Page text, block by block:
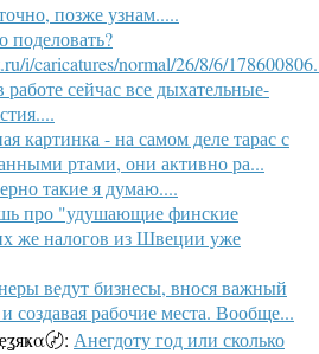
позже узнам.....
i/caricatures/normal/26/8/6/
сейчас все дыхательные-
картинка - на самом деле тарас с
ртами, они активно ра...
такие я думаю....
про "удушающие финские
же налогов из Швеции уже
ведут бизнесы, внося важный
создавая рабочие места. Вообще...
〄: Анегдоту год или сколько